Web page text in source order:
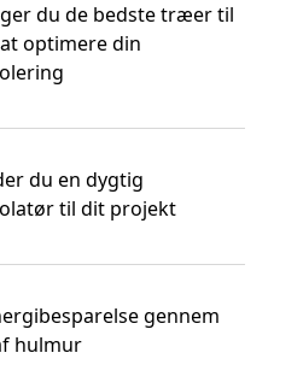
du de bedste træer til
optimere din
du en dygtig
til dit projekt
gennem
hulmur